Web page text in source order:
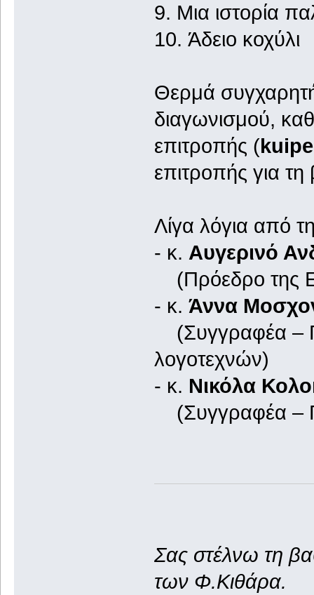
9. Μια ιστορία
10.
Θερμά
διαγωνισμού,
επιτροπής (
επιτροπής για τη
Λίγα λόγια από
- κ. Αυγερινό
(Πρόεδρο της
- κ. Άννα
(Συγγραφέα –
λογοτεχνών)
- κ. Νικόλα
(Συγγραφέα –
Σας στέλνω τη
των Φ.Κιθάρα.